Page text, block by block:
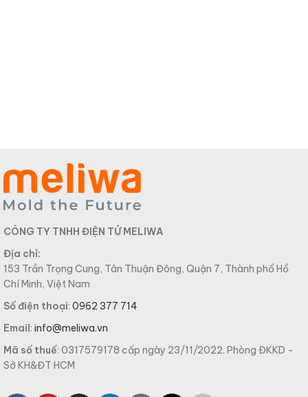
CÔNG TY TNHH ĐIỆN TỬ MELIWA
Địa chỉ:
153 Trần Trọng Cung, Tân Thuận Đông, Quận 7, Thành phố Hồ
Chí Minh, Việt Nam
Số điện thoại: 0962 377 714
Email: info@meliwa.vn
Mã số thuế: 0317579178 cấp ngày 23/11/2022. Phòng ĐKKD -
Sở KH&ĐT HCM